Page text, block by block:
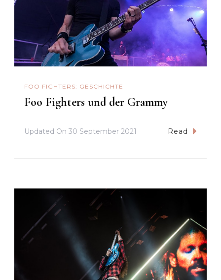
FOO FIGHTERS: GESCHICHTE
Foo Fighters und der Grammy
Updated On 30 September 2021 Read